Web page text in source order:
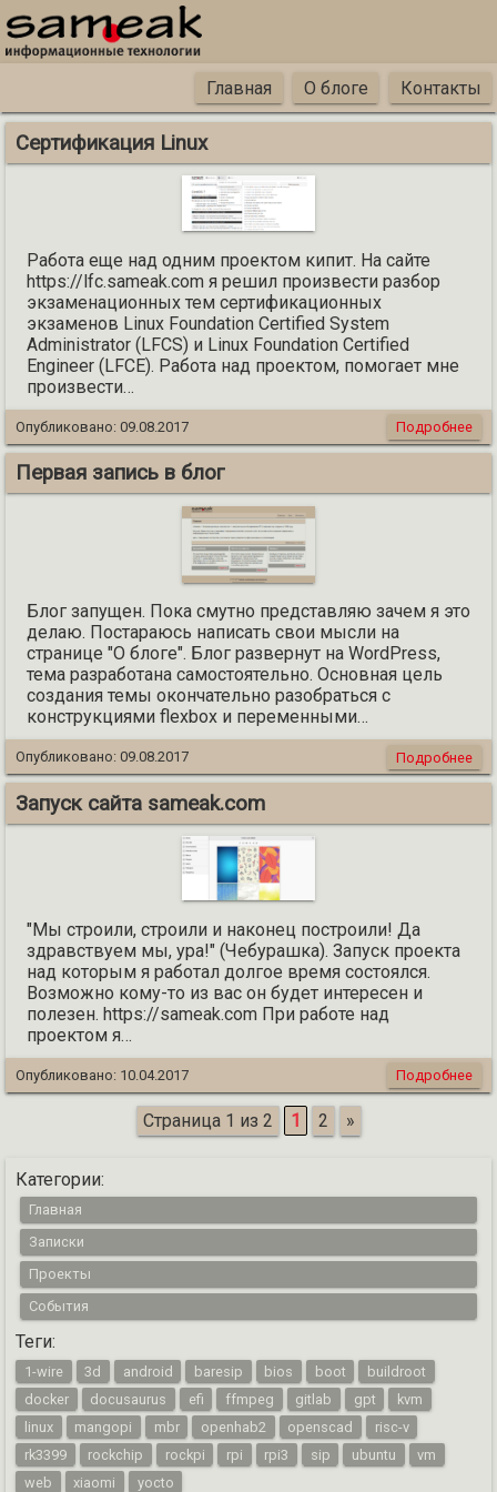
Главная О блоге Контакты
Сертификация Linux
Работа еще над одним проектом кипит. На сайте
https://lfc.sameak.com я решил произвести разбор
экзаменационных тем сертификационных
экзаменов Linux Foundation Certified System
Administrator (LFCS) и Linux Foundation Certified
Engineer (LFCE). Работа над проектом, помогает мне
произвести…
Опубликовано:09.08.2017 Подробнее
Первая запись в блог
Блог запущен. Пока смутно представляю зачем я это
делаю. Постараюсь написать свои мысли на
странице "О блоге". Блог развернут на WordPress,
тема разработана самостоятельно. Основная цель
создания темы окончательно разобраться с
конструкциями flexbox и переменными…
Опубликовано:09.08.2017 Подробнее
Запуск сайта sameak.com
"Мы строили, строили и наконец построили! Да
здравствуем мы, ура!" (Чебурашка). Запуск проекта
над которым я работал долгое время состоялся.
Возможно кому-то из вас он будет интересен и
полезен. https://sameak.com При работе над
проектом я…
Опубликовано: 10.04.2017 Подробнее
Страница 1 из 2 1 2 »
Категории:
Главная
Записки
Проекты
События
Теги:
1-wire 3d android baresip bios boot
buildroot
docker
docusaurus efi ffmpeg gitlab gpt
kvm
linux
mangopi mbr openhab2 openscad
risc-v
rk3399
rockchip rockpi rpi rpi3 sip ubuntu
vm
web
xiaomi yocto